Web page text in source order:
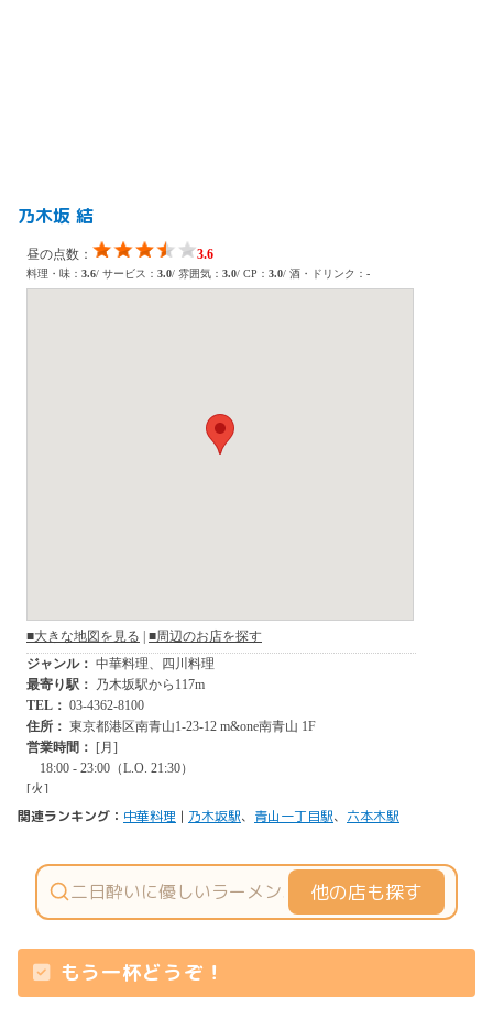
乃木坂 結
関連ランキング： 中華料理 | 乃木坂駅、 青山一丁目駅、 六本木駅
他の店も探す
もう一杯どうぞ！